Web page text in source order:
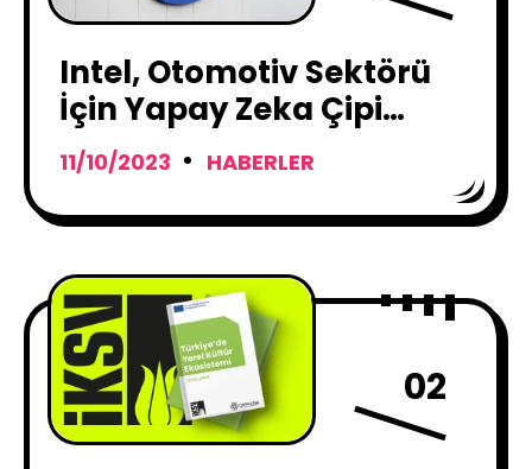
Intel, Otomotiv Sektörü
İçin Yapay Zeka Çipi
Tanıttı
11/10/2023 HABERLER
02